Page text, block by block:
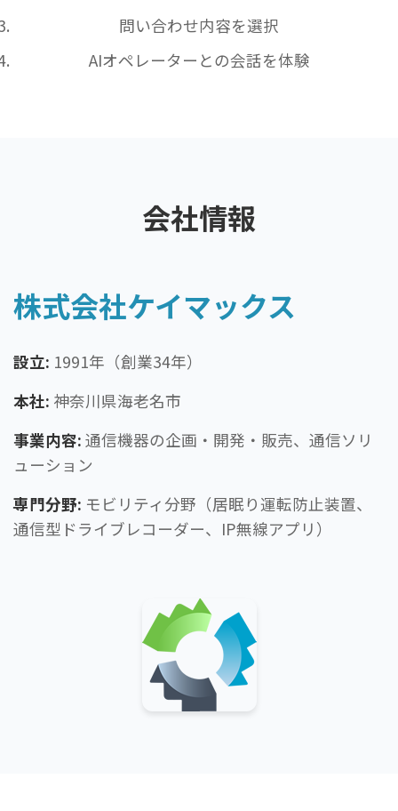
問い合わせ内容を選択
AIオペレーターとの会話を体験
会社情報
株式会社ケイマックス
設立: 1991年（創業34年）
本社: 神奈川県海老名市
事業内容: 通信機器の企画・開発・販売、通信ソリ
ューション
専門分野: モビリティ分野（居眠り運転防止装置、
通信型ドライブレコーダー、IP無線アプリ）